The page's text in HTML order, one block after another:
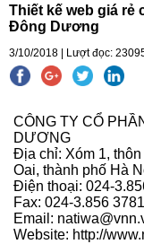
Thiết kế web giá rẻ
Đông Dương
3/10/2018 | Lượt đọc:
CÔNG TY CỔ
DƯƠNG
Địa chỉ: Xóm 1,
Oai, thành phố Hà
Điện thoại: 024-
Fax: 024-3.856 3781
Email:
Website: http://